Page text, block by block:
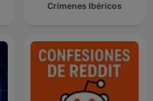
Crímenes Ibéricos